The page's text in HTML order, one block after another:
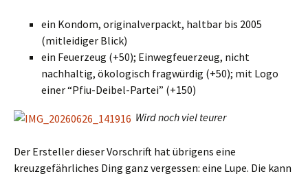
ein Kondom, originalverpackt, haltbar bis 2005
(mitleidiger Blick)
ein Feuerzeug (+50); Einwegfeuerzeug, nicht
nachhaltig, ökologisch fragwürdig (+50); mit Logo
einer “Pfiu-Deibel-Partei” (+150)
Wird noch viel teurer
Der Ersteller dieser Vorschrift hat übrigens eine
kreuzgefährliches Ding ganz vergessen: eine Lupe. Die kann